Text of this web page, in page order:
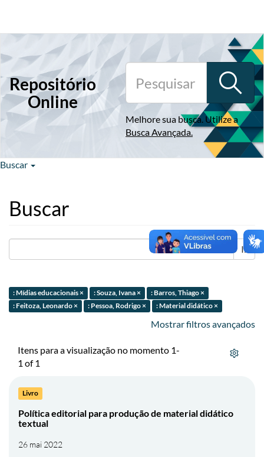
Repositório
Online
Melhore sua busca. Utilize a
Busca Avançada.
Buscar
Buscar
Ir
: Mídias educacionais × : Souza, Ivana ×
: Barros, Thiago ×
: Feitoza, Leonardo ×
: Pessoa, Rodrigo × : Material didático ×
Mostrar filtros avançados
Itens para a visualização no momento 1-
1 of 1
Livro
Política editorial para produção de material didático
textual
26 mai 2022